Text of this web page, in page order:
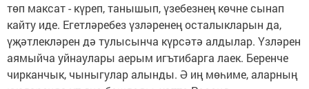
төп максат - күреп, танышып, үзебезнең көчне сынап
кайту иде. Егетләребез үзләренең осталыкларын да,
үҗәтлекләрен дә тулысынча күрсәтә алдылар. Үзләрен
аямыйча уйнаулары аерым игътибарга лаек. Беренче
чирканчык, чыныгулар алынды. Ә иң мөһиме, аларның